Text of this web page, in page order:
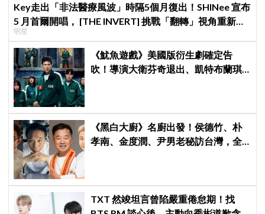
Key走出「非法醫療風波」時隔5個月復出！SHINee 宣布
5 月首爾開唱， [THE INVERT] 挑戰「翻轉」視角重新出
發
明星
《魷魚遊戲》美國版衍生劇確定告
吹！導演大衛芬奇退出、凱特布蘭琪
《黑白大廚》名廚出發！侯德竹、朴
孝南、金度潤、尹男老秘訪台灣，全
TXT 然竣坦言曾陷嚴重倦怠期！找